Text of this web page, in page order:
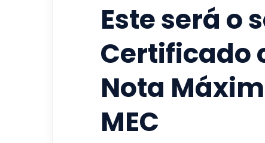
Este será o
Certificado
Nota
MEC